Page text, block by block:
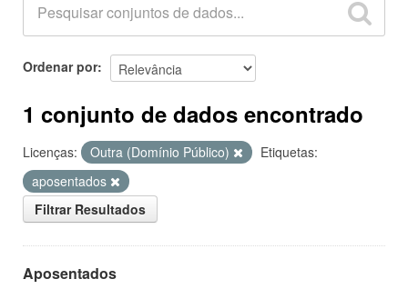
Ordenar por
1 conjunto de dados encontrado
Licenças: Outra (Domínio Público)
Etiquetas:
aposentados
Filtrar Resultados
Aposentados